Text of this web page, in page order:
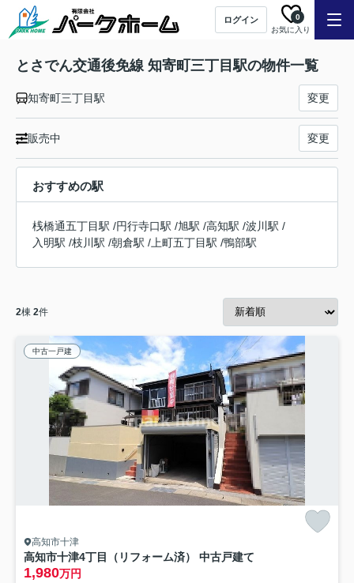
ログイン
お気に入り
0
とさでん交通後免線 知寄町三丁目駅の物件一覧
知寄町三丁目駅 変更
販売中 変更
おすすめの駅
桟橋通五丁目駅 /円行寺口駅 /旭駅 /高知駅 /波川駅 /
入明駅 /枝川駅 /朝倉駅 / 上町五丁目駅 /鴨部駅
2棟 2件
中古一戸建
高知市十津
高知市十津4丁目（リフォーム済） 中古戸建て
1,980万円